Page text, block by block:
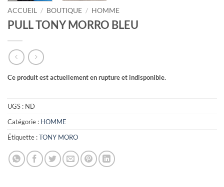
ACCUEIL / BOUTIQUE / HOMME
PULL TONY MORRO BLEU
Ce produit est actuellement en rupture et indisponible.
UGS : ND
Catégorie : HOMME
Étiquette :TONY MORO